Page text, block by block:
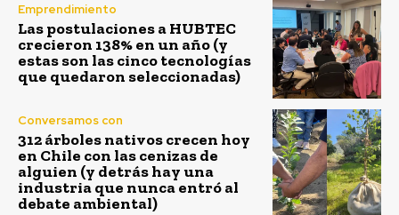
Emprendimiento
Las postulaciones a HUBTEC
crecieron 138% en un año (y
estas son las cinco tecnologías
que quedaron seleccionadas)
Conversamos con
312 árboles nativos crecen hoy
en Chile con las cenizas de
alguien (y detrás hay una
industria que nunca entró al
debate ambiental)